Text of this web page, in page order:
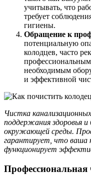
учитывать, что
требует
гигиены.
Обращение к
потенциальную
колодцев, часто
необходимым
и эффективной
Чистка
поддержания здоровья
окружающей среды.
гарантирует, что ваша
функционирует
Профессиональная